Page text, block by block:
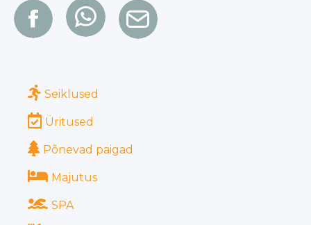
Seiklused
Üritused
Põnevad paigad
Majutus
SPA